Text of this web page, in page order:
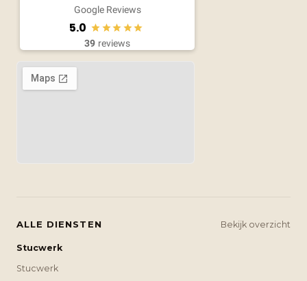
Google Reviews
5.0
39 reviews
ALLE DIENSTEN Bekijk overzicht
Stucwerk
Stucwerk